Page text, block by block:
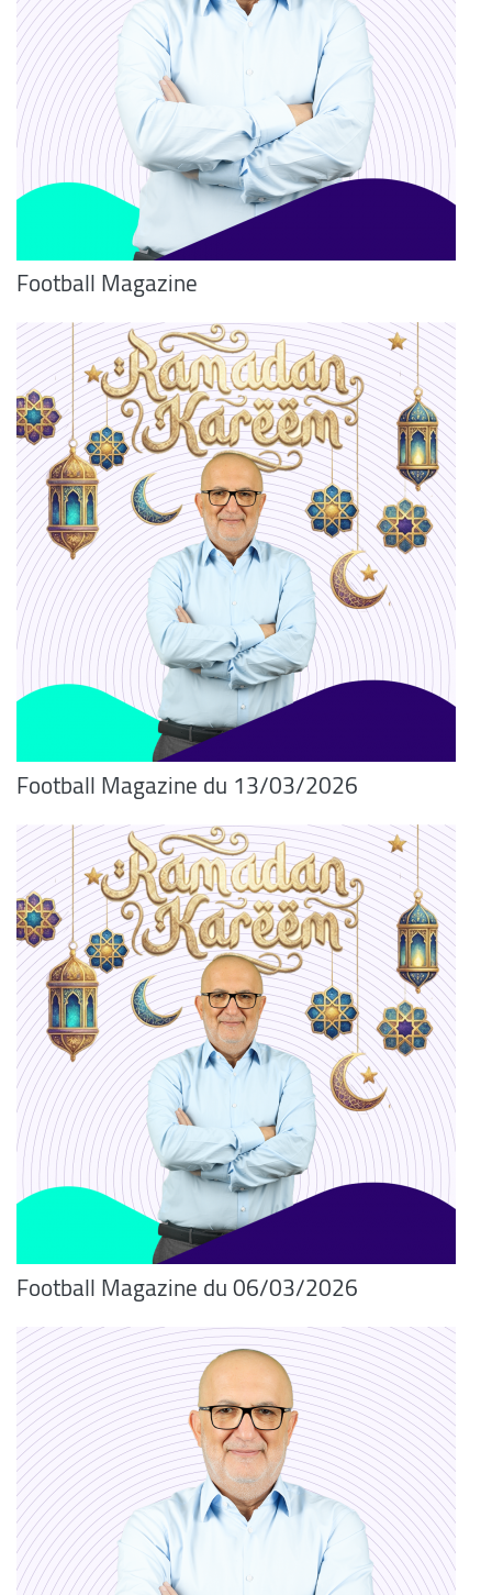
Football Magazine
Football Magazine du 13/03/2026
Football Magazine du 06/03/2026